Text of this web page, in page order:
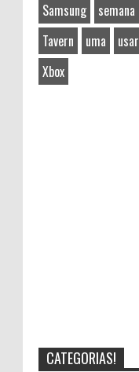
Samsung
semana
Tavern
uma usar
Xbox
CATEGORIAS!